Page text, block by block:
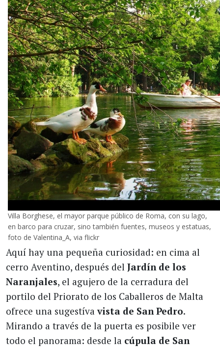
Villa Borghese, el mayor parque público de Roma, con su lago,
en barco para cruzar, sino también fuentes, museos y estatuas,
foto de Valentina_A, via flickr
Aquí hay una pequeña curiosidad: en cima al
cerro Aventino, después del Jardín de los
Naranjales, el agujero de la cerradura del
portilo del Priorato de los Caballeros de Malta
ofrece una sugestívavista de San Pedro.
Mirando a través de la puerta es posibile ver
todo el panorama: desde la cúpula de San